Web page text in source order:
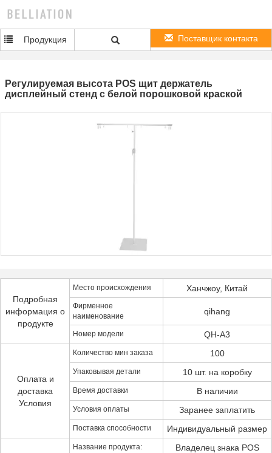
Продукция Поставщик контакта
Регулируемая высота POS щит держатель
дисплейный стенд с белой порошковой краской
Подробная
информация о
продукте
Место происхождения Ханчжоу, Китай
Фирменное
наименование
qihang
Номер модели QH-A3
Оплата и
доставка
Условия
Количество мин заказа 100
Упаковывая детали 10 шт. на коробку
Время доставки В наличии
Условия оплаты Заранее заплатить
Поставка способности Индивидуальный размер
Название продукта: Владелец знака POS